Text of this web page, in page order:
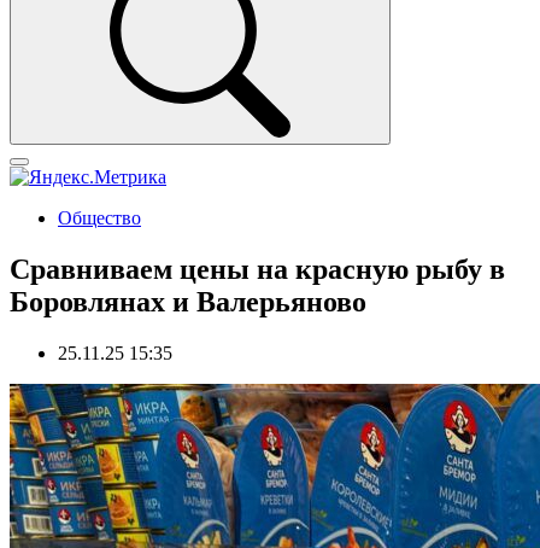
Общество
Сравниваем цены на красную рыбу в
Боровлянах и Валерьяново
25.11.25 15:35